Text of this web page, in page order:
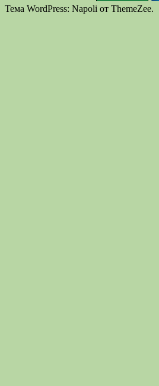
Тема WordPress: Napoli от ThemeZee.